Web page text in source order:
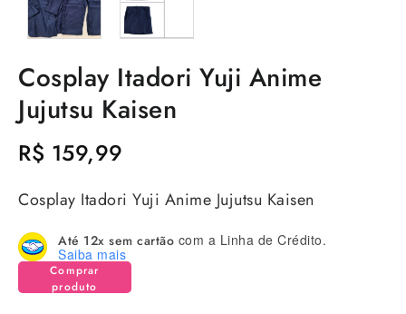
Cosplay Itadori Yuji Anime
Jujutsu Kaisen
R$ 159,99
Cosplay Itadori Yuji Anime Jujutsu Kaisen
Até 12x sem cartão com a Linha de Crédito.
Saiba mais
Comprar
produto